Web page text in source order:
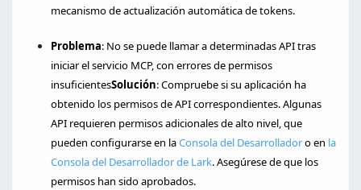
mecanismo de actualización automática de tokens.
Problema: No se puede llamar a determinadas API tras
iniciar el servicio MCP, con errores de permisos
insuficientesSolución: Compruebe si su aplicación ha
obtenido los permisos de API correspondientes. Algunas
API requieren permisos adicionales de alto nivel, que
pueden configurarse en laConsola del Desarrolladoro en la
Consola del Desarrollador de Lark. Asegúrese de que los
permisos han sido aprobados.